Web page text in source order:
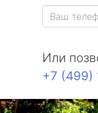
Или
+7 (499)